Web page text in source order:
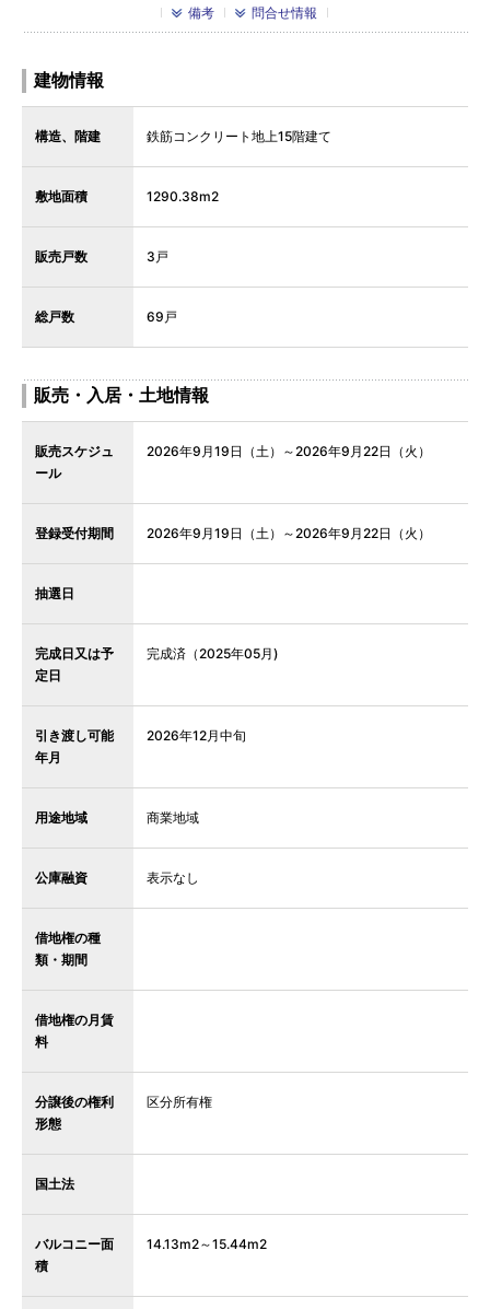
備考
問合せ情報
建物情報
構造、階建 鉄筋コンクリート地上15階建て
敷地面積 1290.38m2
販売戸数 3戸
総戸数 69戸
販売・入居・土地情報
販売スケジュ
ール
2026年9月19日（土）～2026年9月22日（火）
登録受付期間 2026年9月19日（土）～2026年9月22日（火）
抽選日
完成日又は予
定日
完成済（2025年05月)
引き渡し可能
年月
2026年12月中旬
用途地域 商業地域
公庫融資 表示なし
借地権の種
類・期間
借地権の月賃
料
分譲後の権利
形態
区分所有権
国土法
バルコニー面
積
14.13m2～15.44m2